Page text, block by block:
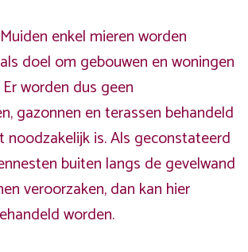
enkel mieren worden
doel om gebouwen en woningen
worden dus geen
gazonnen en terassen behandeld
noodzakelijk is. Als geconstateerd
buiten langs de gevelwand
veroorzaken, dan kan hier
worden.